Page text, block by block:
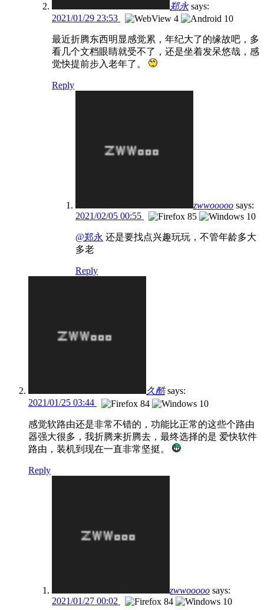
郑永 says:
2021/01/29 23:53
最近折腾东西明显感觉累，年纪大了的缘故吧，多
看几个文档眼睛就受不了，还是坐着发呆悠哉，感
觉快提前步入老年了。
Reply
zwwooooo says:
2021/02/05 00:55
@郑永 还是要找点兴趣玩玩，不管年龄多大
多老
Reply
久酷 says:
2021/01/25 03:44
感觉软路由还是非常不错的，功能比正常的这些个路由
器强大很多，我折腾来折腾去，最终选择的是 爱快软件
路由，装机到现在一直非常坚挺。
Reply
zwwooooo says:
2021/01/27 00:02